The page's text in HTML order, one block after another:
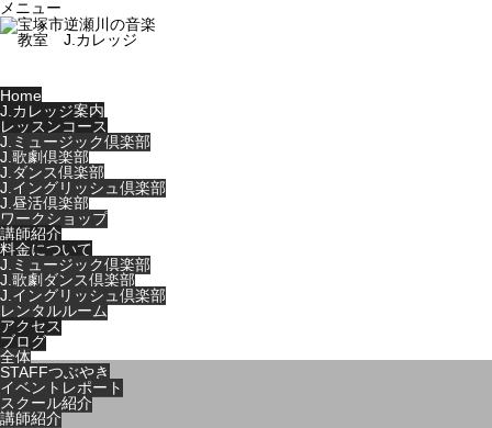
メニュー
Home
J.カレッジ案内
レッスンコース
J.ミュージック倶楽部
J.歌劇倶楽部
J.ダンス倶楽部
J.イングリッシュ倶楽部
J.昼活倶楽部
ワークショップ
講師紹介
料金について
J.ミュージック倶楽部
J.歌劇ダンス倶楽部
J.イングリッシュ倶楽部
レンタルルーム
アクセス
ブログ
全体
STAFFつぶやき
イベントレポート
スクール紹介
講師紹介